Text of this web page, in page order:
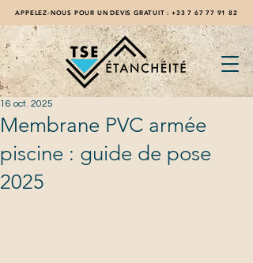
APPELEZ-NOUS POUR UN DEVIS GRATUIT : +33 7 67 77 91 82
Membrane PVC armée
piscine : guide de pose
2025
16 oct. 2025